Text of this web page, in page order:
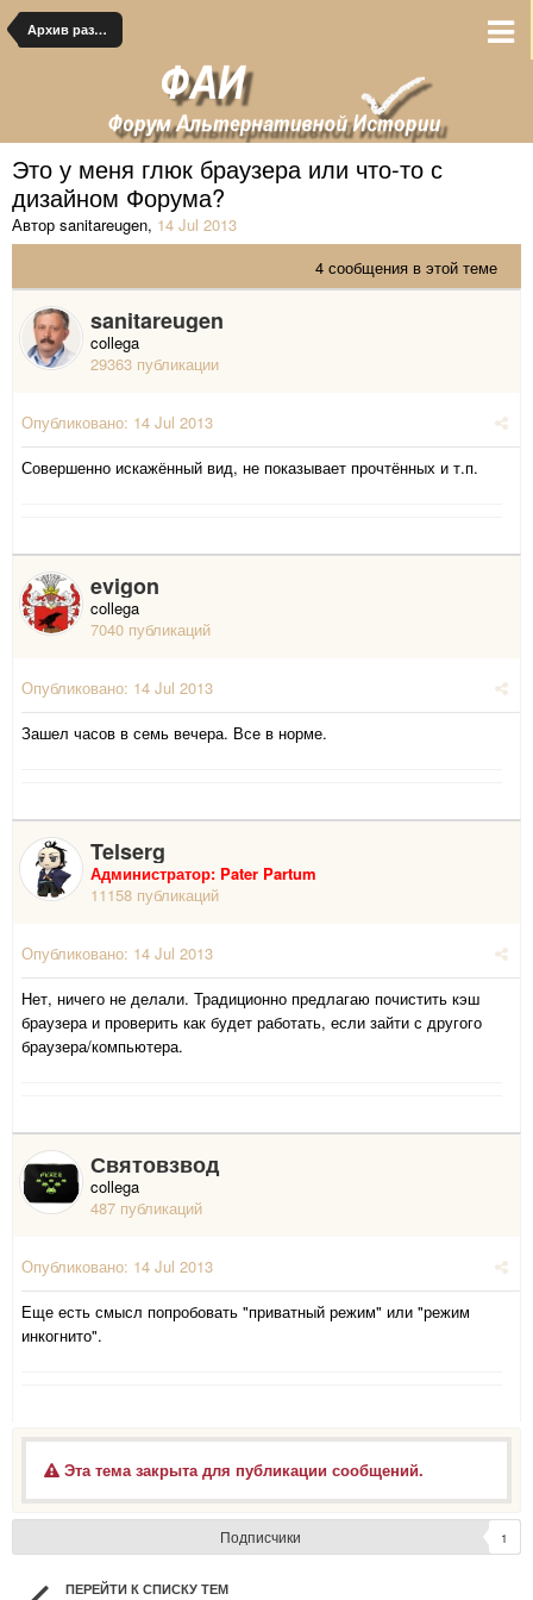
Архив раздела
Это у меня глюк браузера или что-то с
дизайном Форума?
Автор sanitareugen, 14 Jul 2013
4 сообщения в этой теме
sanitareugen
collega
29363 публикации
Опубликовано: 14 Jul 2013
Совершенно искажённый вид, не показывает прочтённых и т.п.
evigon
collega
7040 публикаций
Опубликовано: 14 Jul 2013
Зашел часов в семь вечера. Все в норме.
Telserg
Администратор: Pater Partum
11158 публикаций
Опубликовано: 14 Jul 2013
Нет, ничего не делали. Традиционно предлагаю почистить кэш
браузера и проверить как будет работать, если зайти с другого
браузера/компьютера.
Святовзвод
collega
487 публикаций
Опубликовано: 14 Jul 2013
Еще есть смысл попробовать "приватный режим" или "режим
инкогнито".
Эта тема закрыта для публикации сообщений.
Подписчики 1
ПЕРЕЙТИ К СПИСКУ ТЕМ